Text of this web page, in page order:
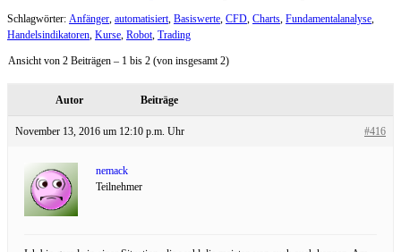
Schlagwörter: Anfänger, automatisiert, Basiswerte, CFD, Charts, Fundamentalanalyse,
Handelsindikatoren, Kurse, Robot, Trading
Ansicht von 2 Beiträgen – 1 bis 2 (von insgesamt 2)
Autor Beiträge
November 13, 2016 um 12:10 p.m. Uhr #416
nemack
Teilnehmer